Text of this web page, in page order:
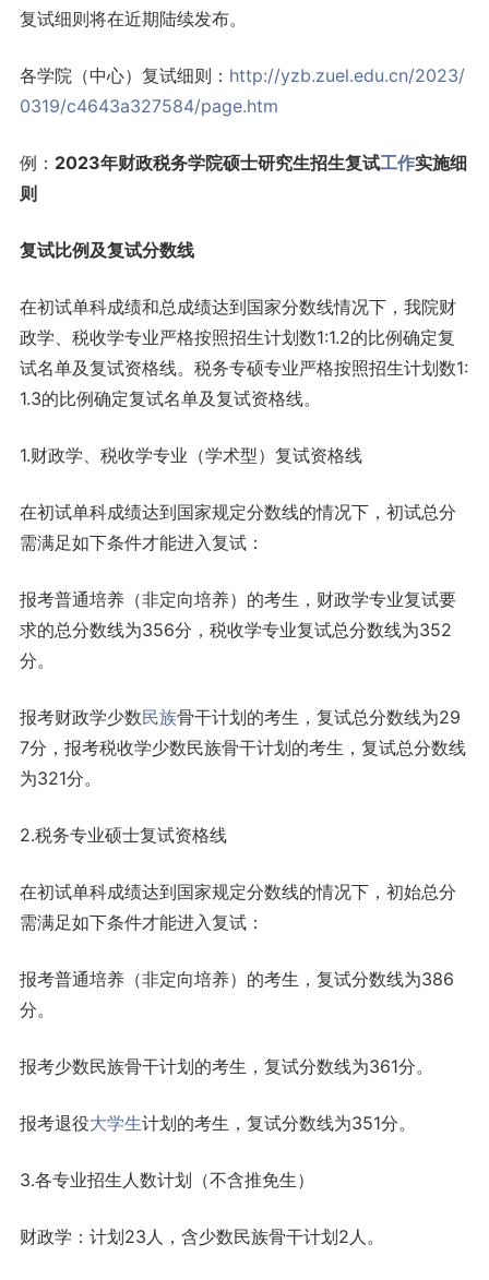
复试细则将在近期陆续发布。
各学院（中心）复试细则： http://yzb.zuel.edu.cn/2023/
0319/c4643a327584/page.htm
例： 2023年财政税务学院硕士研究生招生复试工作实施细
则
复试比例及复试分数线
在初试单科成绩和总成绩达到国家分数线情况下，我院财
政学、税收学专业严格按照招生计划数1:1.2的比例确定复
试名单及复试资格线。税务专硕专业严格按照招生计划数1:
1.3的比例确定复试名单及复试资格线。
1.财政学、税收学专业（学术型）复试资格线
在初试单科成绩达到国家规定分数线的情况下，初试总分
需满足如下条件才能进入复试：
报考普通培养（非定向培养）的考生，财政学专业复试要
求的总分数线为356分，税收学专业复试总分数线为352
分。
报考财政学少数民族骨干计划的考生，复试总分数线为29
7分，报考税收学少数民族骨干计划的考生，复试总分数线
为321分。
2.税务专业硕士复试资格线
在初试单科成绩达到国家规定分数线的情况下，初始总分
需满足如下条件才能进入复试：
报考普通培养（非定向培养）的考生，复试分数线为386
分。
报考少数民族骨干计划的考生，复试分数线为361分。
报考退役大学生计划的考生，复试分数线为351分。
3.各专业招生人数计划（不含推免生）
财政学：计划23人，含少数民族骨干计划2人。